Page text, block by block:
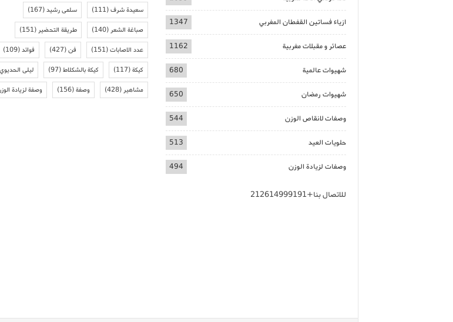
ازياء فساتين القفطان المغربي 1347
عصائر و مقبلات مغربية 1162
شهيوات عالمية 680
شهيوات رمضان 650
وصفات لانقاص الوزن 544
حلويات العيد 513
وصفات لزيادة الوزن 494
للاتصال بنا+212614999191
سعيدة شرف(111) سلمى رشيد(167)
صباغة الشعر(140) طريقة التحضير(151)
عدد الاصابات(151) فن(427) فوائد(109)
كيكة(117) كيكة بالشكلاط(97) ليلى الحديوي
مشاهير(428) وصفة(156) وصفة لزيادة